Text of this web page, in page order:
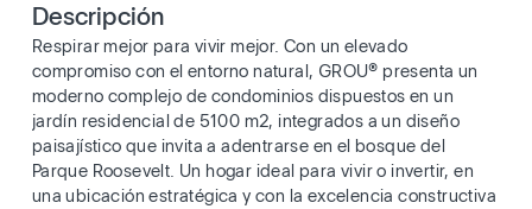
Descripción
Respirar mejor para vivir mejor. Con un elevado
compromiso con el entorno natural, GROU® presenta un
moderno complejo de condominios dispuestos en un
jardín residencial de 5100 m2, integrados a un diseño
paisajístico que invita a adentrarse en el bosque del
Parque Roosevelt. Un hogar ideal para vivir o invertir, en
una ubicación estratégica y con la excelencia constructiva